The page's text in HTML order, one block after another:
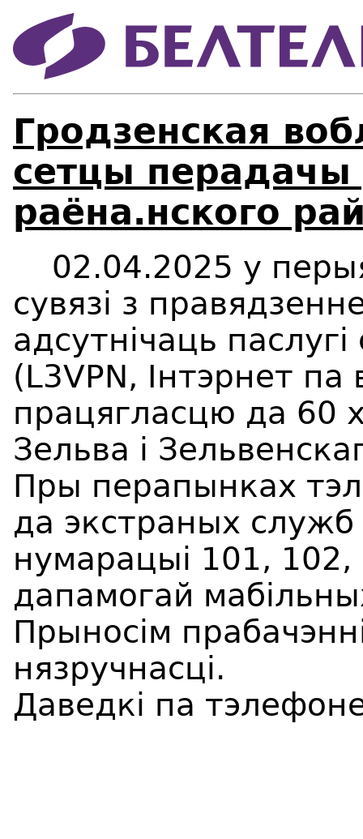
Гродзенская
сетцы перадачы
раёна.нского
02.04.2025 у
сувязі з
адсутнічаць
(L3VPN, Iнтэрнет
працягласцю да 60
Зельва і
Пры перапынках
да экстраных
нумарацыі 101,
дапамогай
Прыносім
нязручнасці.
Даведкі па